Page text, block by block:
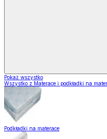
Pokaż wszystko
Wszystko z Materace i podkładki na
Podkładki na materace